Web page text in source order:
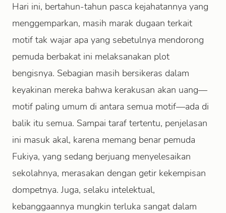
Hari ini, bertahun-tahun pasca kejahatannya yang
menggemparkan, masih marak dugaan terkait
motif tak wajar apa yang sebetulnya mendorong
pemuda berbakat ini melaksanakan plot
bengisnya. Sebagian masih bersikeras dalam
keyakinan mereka bahwa kerakusan akan uang—
motif paling umum di antara semua motif—ada di
balik itu semua. Sampai taraf tertentu, penjelasan
ini masuk akal, karena memang benar pemuda
Fukiya, yang sedang berjuang menyelesaikan
sekolahnya, merasakan dengan getir kekempisan
dompetnya. Juga, selaku intelektual,
kebanggaannya mungkin terluka sangat dalam